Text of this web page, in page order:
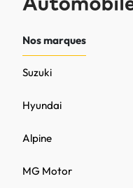
Nos marques
MG Motor
Hyundai
Alpine
Suzuki